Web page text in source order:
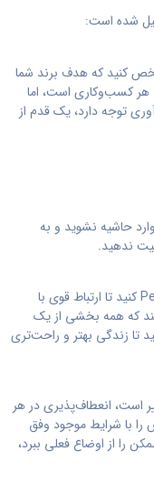
شده است:
کنید که هدف برند شما
کسب‌وکاری است، اما
توجه دارد، یک قدم از
حاشیه نشوید و به
ندهید.
مشتری‌ها همیشه هم منطقی نیستند. راهی Peyda کنید تا ارتباط قوی با
که همه بخشی از یک
تا زندگی بهتر و راحت‌تری
است، انعطاف‌پذیری در هر
با شرایط موجود وفق
را از اوضاع فعلی ببرد،